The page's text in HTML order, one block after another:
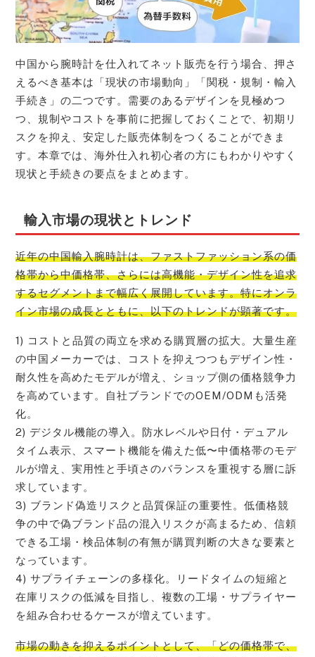
中国から腕時計を仕入れてネット販売を行う場合、押さ
えるべき基本は「現状の市場動向」「関税・規制・輸入
手続き」の二つです。需要のあるデザインを見極めつ
つ、規制やコストを事前に把握しておくことで、初期リ
スクを抑え、安定した販売体制をつくることができま
す。本章では、海外仕入れ初心者の方にもわかりやすく
現状と手続きの要点をまとめます。
輸入市場の現状とトレンド
近年の中国輸入腕時計は、ファストファッション系の価
格帯から中価格帯、さらには高機能・デザイン性を追求
するセグメントまで幅広く展開しています。特にオンラ
イン市場の成長とともに、以下のトレンドが顕著です。
1) コストと品質の両立を求める購買層の拡大。大量生産
の中国メーカーでは、コストを抑えつつもデザイン性・
耐久性を高めたモデルが増え、ショップ側の価格競争力
を高めています。自社ブランドでのOEM/ODMも活発
化。
2) デジタル機能の導入。防水レベルや日付・デュアル
タイム表示、スマート機能を備えた低〜中価格帯のモデ
ルが増え、実用性と手頃さのバランスを重視する層に訴
求しています。
3) ブランド偽造リスクと品質保証の重要性。低価格競
争の中で偽ブランド品の混入リスクが高まるため、信頼
できる工場・検品体制の有無が購買判断の大きな要素と
なっています。
4) サプライチェーンの多様化。リードタイムの短縮と
在庫リスクの低減を目指し、複数の工場・サプライヤー
を組み合わせるケースが増えています。
市場の動きを抑えるポイントとして、「どの価格帯で、